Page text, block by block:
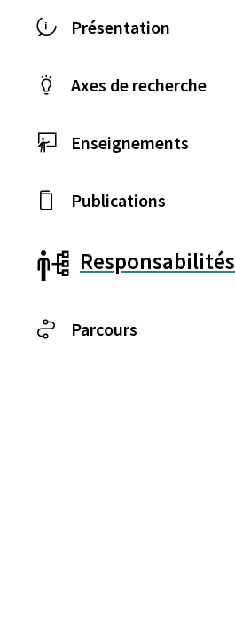
Présentation
Axes de recherche
Enseignements
Publications
Responsabilités
Parcours